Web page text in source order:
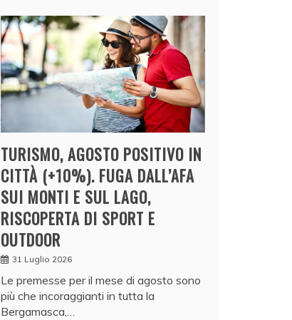
TURISMO, AGOSTO POSITIVO IN
CITTÀ (+10%). FUGA DALL’AFA
SUI MONTI E SUL LAGO,
RISCOPERTA DI SPORT E
OUTDOOR
31 Luglio 2026
Le premesse per il mese di agosto sono
più che incoraggianti in tutta la
Bergamasca,…